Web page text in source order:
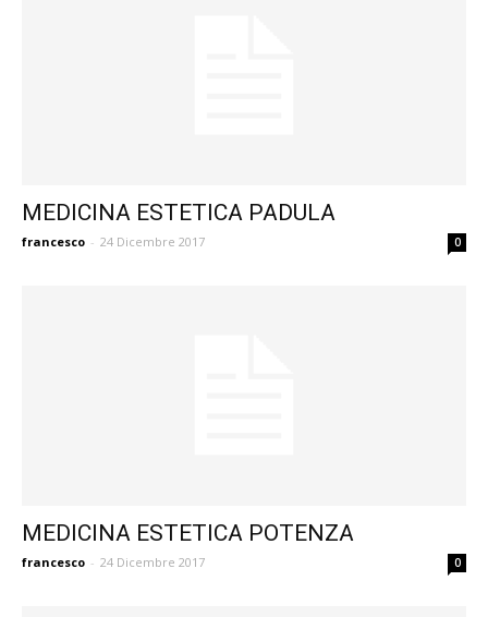
MEDICINA ESTETICA PADULA
francesco - 24 Dicembre 2017 0
MEDICINA ESTETICA POTENZA
francesco - 24 Dicembre 2017 0